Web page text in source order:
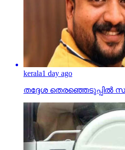
kerala1 day ago
തദ്ദേശ